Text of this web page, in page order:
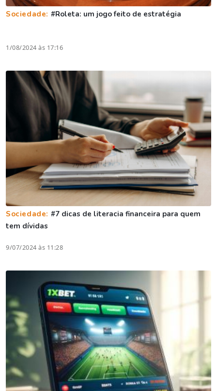
Sociedade: #Roleta: um jogo feito de estratégia
1/08/2024 às 17:16
Sociedade: #7 dicas de literacia financeira para quem
tem dívidas
9/07/2024 às 11:28